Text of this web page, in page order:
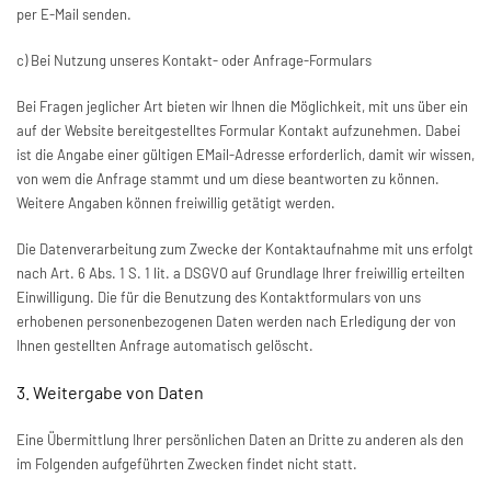
per E-Mail senden.
c) Bei Nutzung unseres Kontakt- oder Anfrage-Formulars
Bei Fragen jeglicher Art bieten wir Ihnen die Möglichkeit, mit uns über ein
auf der Website bereitgestelltes Formular Kontakt aufzunehmen. Dabei
ist die Angabe einer gültigen EMail-Adresse erforderlich, damit wir wissen,
von wem die Anfrage stammt und um diese beantworten zu können.
Weitere Angaben können freiwillig getätigt werden.
Die Datenverarbeitung zum Zwecke der Kontaktaufnahme mit uns erfolgt
nach Art. 6 Abs. 1 S. 1 lit. a DSGVO auf Grundlage Ihrer freiwillig erteilten
Einwilligung. Die für die Benutzung des Kontaktformulars von uns
erhobenen personenbezogenen Daten werden nach Erledigung der von
Ihnen gestellten Anfrage automatisch gelöscht.
3. Weitergabe von Daten
Eine Übermittlung Ihrer persönlichen Daten an Dritte zu anderen als den
im Folgenden aufgeführten Zwecken findet nicht statt.